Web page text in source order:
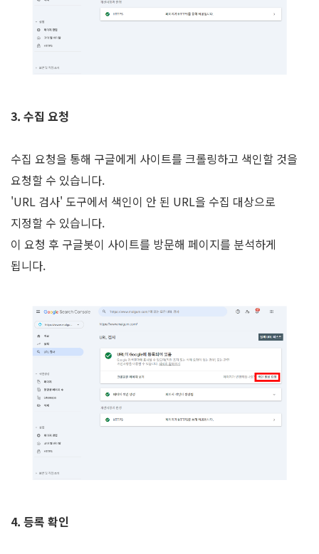
3. 수집 요청
수집 요청을 통해 구글에게 사이트를 크롤링하고 색인할 것을
요청할 수 있습니다.
'URL 검사' 도구에서 색인이 안 된 URL을 수집 대상으로
지정할 수 있습니다.
이 요청 후 구글봇이 사이트를 방문해 페이지를 분석하게
됩니다.
4. 등록 확인